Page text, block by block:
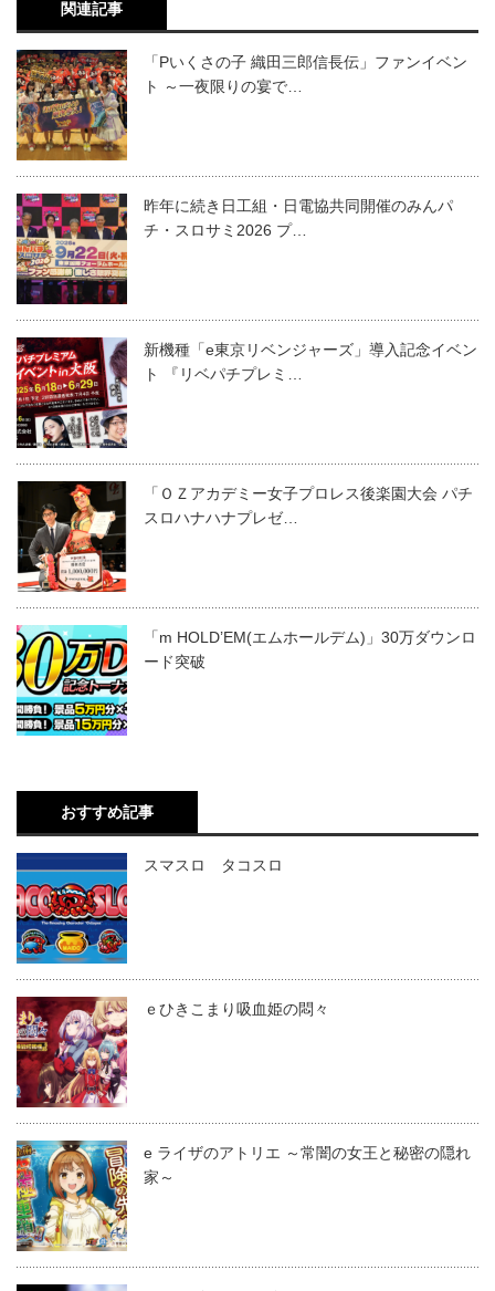
関連記事
「Pいくさの子 織田三郎信長伝」ファンイベン
ト ～一夜限りの宴で…
昨年に続き日工組・日電協共同開催のみんパ
チ・スロサミ2026 プ…
新機種「e東京リベンジャーズ」導入記念イベン
ト 『リベパチプレミ…
「ＯＺアカデミー女子プロレス後楽園大会 パチ
スロハナハナプレゼ…
「m HOLD’EM(エムホールデム)」30万ダウンロ
ード突破
おすすめ記事
スマスロ タコスロ
ｅひきこまり吸血姫の悶々
e ライザのアトリエ ～常闇の女王と秘密の隠れ
家～